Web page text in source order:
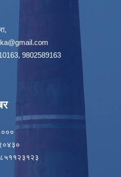
9802589163
९८५११२३१२३